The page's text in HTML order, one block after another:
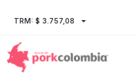
TRM: $ 3.757,08